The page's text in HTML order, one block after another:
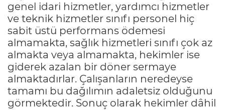
genel idari hizmetler, yardımcı hizmetler
ve teknik hizmetler sınıfı personel hiç
sabit üstü performans ödemesi
almamakta, sağlık hizmetleri sınıfı çok az
almakta veya almamakta, hekimler ise
giderek azalan bir döner sermaye
almaktadırlar. Çalışanların neredeyse
tamamı bu dağılımın adaletsiz olduğunu
görmektedir. Sonuç olarak hekimler dâhil